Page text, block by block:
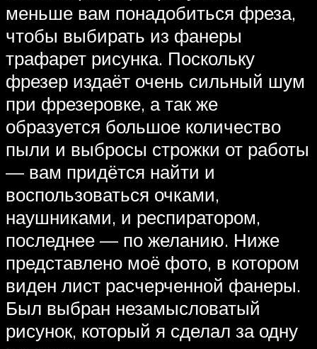
меньше вам понадобиться фреза,
чтобы выбирать из фанеры
трафарет рисунка. Поскольку
фрезер издаёт очень сильный шум
при фрезеровке, а так же
образуется большое количество
пыли и выбросы строжки от работы
— вам придётся найти и
воспользоваться очками,
наушниками, и респиратором,
последнее — по желанию. Ниже
представлено моё фото, в котором
виден лист расчерченной фанеры.
Был выбран незамысловатый
рисунок, который я сделал за одну